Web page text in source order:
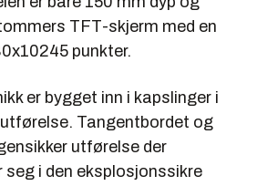
TFT-skjerm med en
punkter.
er bygget inn i kapslinger i
Tangentbordet og
utførelse der
seg i den eksplosjonssikre